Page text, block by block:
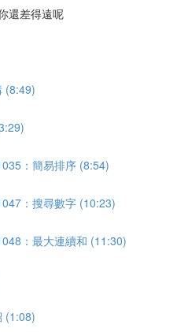
還差得遠呢
(8:49)
：簡易排序 (8:54)
：搜尋數字 (10:23)
：最大連續和 (11:30)
(1:08)